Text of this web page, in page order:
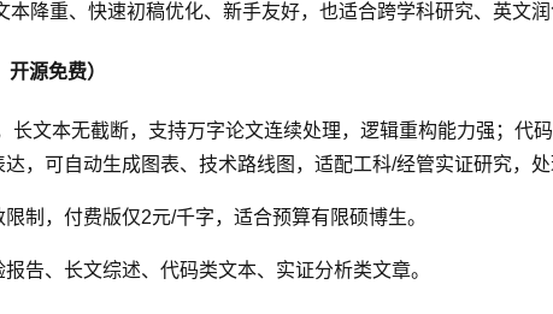
本降重、快速初稿优化、新手友好，也适合跨学科研究、英文润
源免费）
长文本无截断，支持万字论文连续处理，逻辑重构能力强；代
，可自动生成图表、技术路线图，适配工科/经管实证研究，处
制，付费版仅2元/千字，适合预算有限硕博生。
告、长文综述、代码类文本、实证分析类文章。